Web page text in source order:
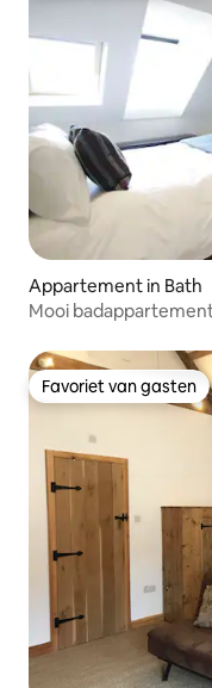
Appartement in Bath
Mooi
Favoriet van gasten
Favoriet van gasten